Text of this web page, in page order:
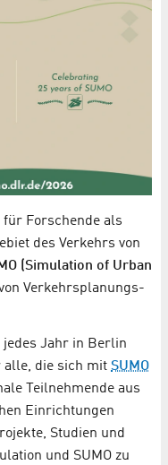
Forschende als
des Verkehrs von
(Simulation of Urban
Verkehrsplanungs-
jedes Jahr in Berlin
die sich mit SUMO
Teilnehmende aus
Einrichtungen
Studien und
und SUMO zu